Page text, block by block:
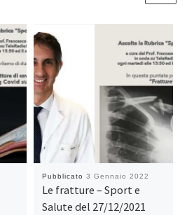
Pubblicato 3 Gennaio 2022
Le fratture – Sport e
Salute del 27/12/2021